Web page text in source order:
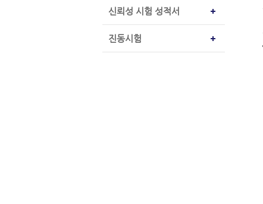
신뢰성 시험 성적서
진동시험